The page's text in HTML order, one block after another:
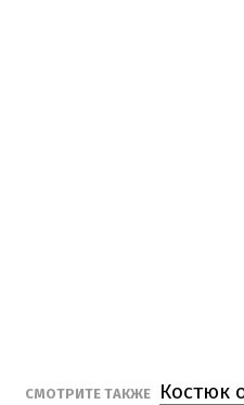
СМОТРИТЕ ТАКЖЕ
Костюк